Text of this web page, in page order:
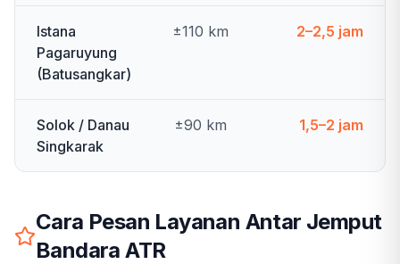
Istana
Pagaruyung
(Batusangkar)
±110 km 2–2,5 jam
Solok / Danau
Singkarak
±90 km 1,5–2 jam
Cara Pesan Layanan Antar Jemput
Bandara ATR